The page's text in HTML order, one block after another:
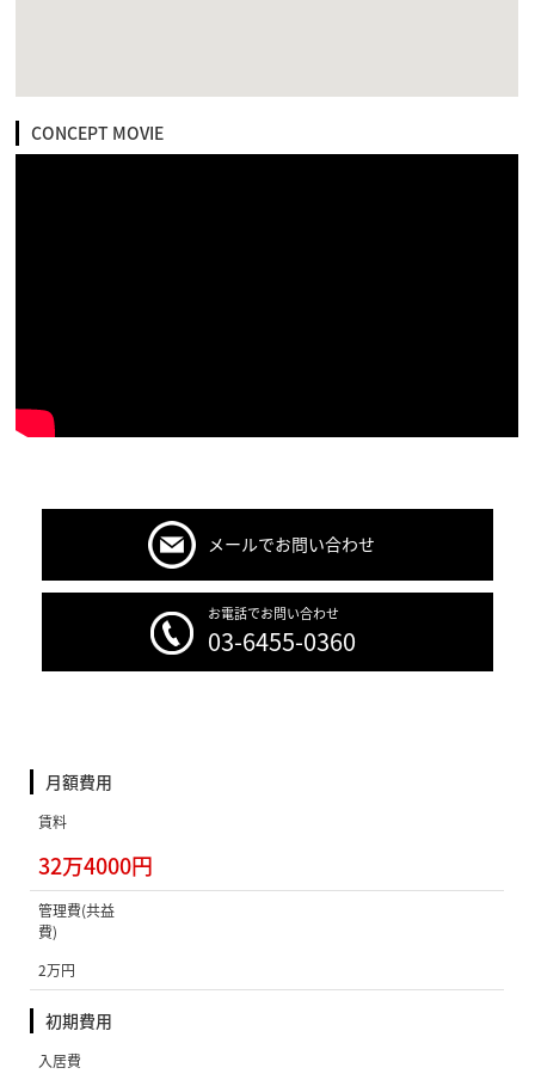
CONCEPT MOVIE
メールでお問い合わせ
お電話でお問い合わせ
03-6455-0360
月額費用
賃料
32万4000円
管理費(共益
費)
2万円
初期費用
入居費